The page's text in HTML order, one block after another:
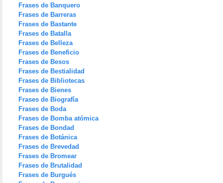
Frases de Banquero
Frases de Barreras
Frases de Bastante
Frases de Batalla
Frases de Belleza
Frases de Beneficio
Frases de Besos
Frases de Bestialidad
Frases de Bibliotecas
Frases de Bienes
Frases de Biografía
Frases de Boda
Frases de Bomba atómica
Frases de Bondad
Frases de Botánica
Frases de Brevedad
Frases de Bromear
Frases de Brutalidad
Frases de Burgués